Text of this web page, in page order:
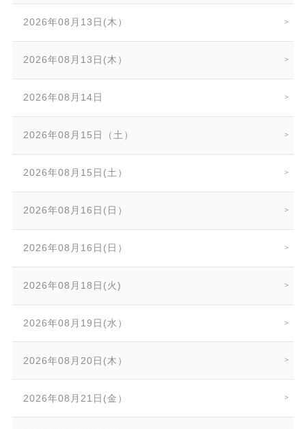
2026年08月13日(木）
2026年08月13日(木）
2026年08月14日
2026年08月15日（土）
2026年08月15日(土）
2026年08月16日(日）
2026年08月16日(日）
2026年08月18日(火)
2026年08月19日(水）
2026年08月20日(木）
2026年08月21日(金）